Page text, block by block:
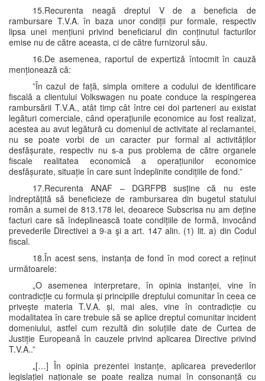
15.Recurenta neagă dreptul V de a beneficia de
rambursare T.V.A. în baza unor condiții pur formale, respectiv
lipsa unei mențiuni privind beneficiarul din conținutul facturilor
emise nu de către aceasta, ci de către furnizorul său.
16.De asemenea, raportul de expertiză întocmit în cauză
menționează că:
”În cazul de față, simpla omitere a codului de identificare
fiscală a clientului Volkswagen nu poate conduce la respingerea
rambursării T.V.A., atât timp cât între cei doi parteneri au existat
legături comerciale, când operațiunile economice au fost realizat,
acestea au avut legătură cu domeniul de activitate al reclamantei,
nu se poate vorbi de un caracter pur formal al activităților
desfășurate, respectiv nu s-a pus problema de către organele
fiscale realitatea economică a operațiunilor economice
desfășurate, situație în care sunt îndeplinite condițiile de fond.”
17.Recurenta ANAF – DGRFPB susține că nu este
îndreptățită să beneficieze de rambursarea din bugetul statului
român a sumei de 813.178 lei, deoarece Subscrisa nu am deține
facturi care să îndeplinească toate condițiile de formă, invocând
prevederile Directivei a 9-a şi a art. 147 alin. (1) lit. a) din Codul
fiscal.
18.În acest sens, instanța de fond în mod corect a reținut
următoarele:
„O asemenea interpretare, în opinia instanței, vine în
contradicție cu formula și principiile dreptului comunitar în ceea ce
privește materia T.V.A. și, mai ales, vine în contradicție cu
modalitatea în care trebuie să se aplice dreptul comunitar incident
domeniului, astfel cum rezultă din soluțiile date de Curtea de
Justiție Europeană în cauzele privind aplicarea Directive privind
T.V.A..”
„[…] În opinia prezentei instanțe, aplicarea prevederilor
legislației naționale se poate realiza numai în consonanță cu